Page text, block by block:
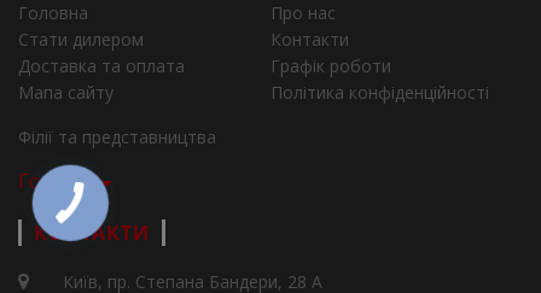
Головна
Про нас
Стати дилером
Контакти
Доставка та оплата
Графік роботи
Мапа сайту
Політика конфіденційності
Філії та представництва
Города
КОНТАКТИ
Київ, пр. Степана Бандери, 28 А